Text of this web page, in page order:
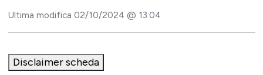
Ultima modifica 02/10/2024 @ 13:04
Disclaimer scheda